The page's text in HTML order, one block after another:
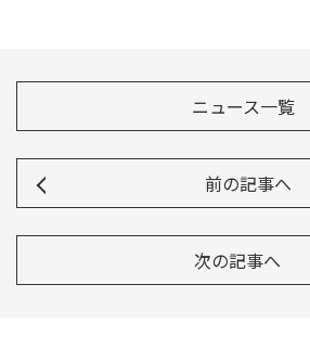
ニュース一覧
前の記事へ
次の記事へ